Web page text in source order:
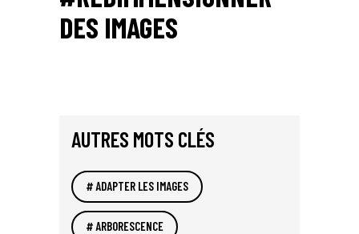
DES IMAGES
AUTRES MOTS CLÉS
ADAPTER LES IMAGES
ARBORESCENCE